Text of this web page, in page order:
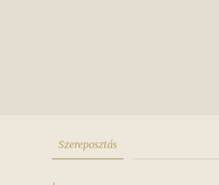
Szereposztás